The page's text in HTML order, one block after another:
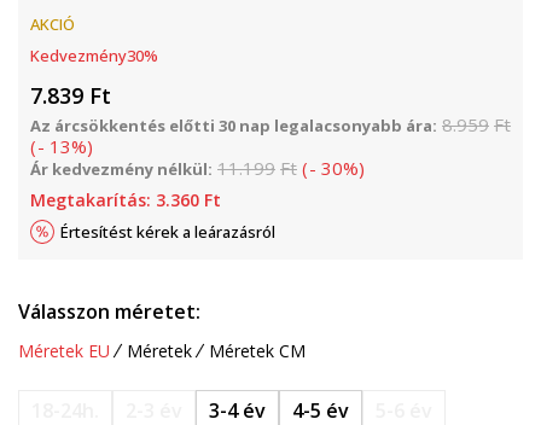
AKCIÓ
Kedvezmény30%
7.839 Ft
Az árcsökkentés előtti 30 nap legalacsonyabb ára: 8.959 Ft
(- 13%)
Ár kedvezmény nélkül: 11.199 Ft (- 30%)
Megtakarítás: 3.360 Ft
Értesítést kérek a leárazásról
Válasszon méretet:
Méretek EU Méretek Méretek CM
3-4 év 4-5 év